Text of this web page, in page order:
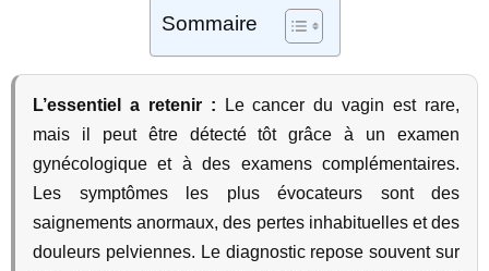
Sommaire
L’essentiel a retenir : Le cancer du vagin est rare,
mais il peut être détecté tôt grâce à un examen
gynécologique et à des examens complémentaires.
Les symptômes les plus évocateurs sont des
saignements anormaux, des pertes inhabituelles et des
douleurs pelviennes. Le diagnostic repose souvent sur